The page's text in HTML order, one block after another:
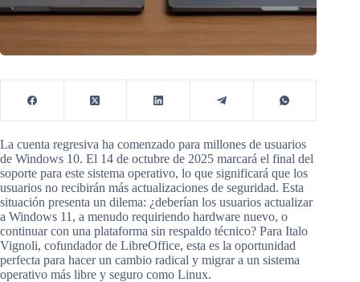
La cuenta regresiva ha comenzado para millones de usuarios
de Windows 10. El 14 de octubre de 2025 marcará el final del
soporte para este sistema operativo, lo que significará que los
usuarios no recibirán más actualizaciones de seguridad. Esta
situación presenta un dilema: ¿deberían los usuarios actualizar
a Windows 11, a menudo requiriendo hardware nuevo, o
continuar con una plataforma sin respaldo técnico? Para Italo
Vignoli, cofundador de LibreOffice, esta es la oportunidad
perfecta para hacer un cambio radical y migrar a un sistema
operativo más libre y seguro como Linux.